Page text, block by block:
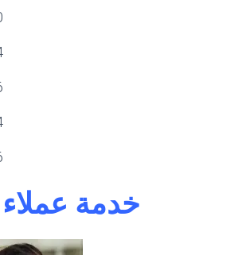
خدمة عملاء